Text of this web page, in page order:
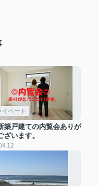
イベート
築戸建ての内覧会ありが
ざいます。